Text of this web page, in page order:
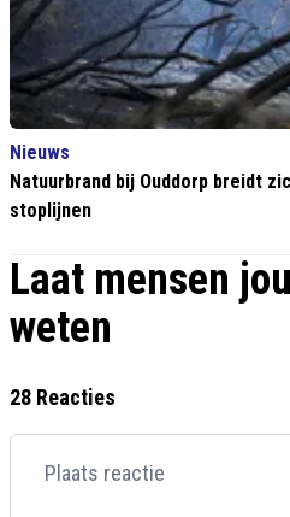
Nieuws
Natuurbrand bij Ouddorp breidt
stoplijnen
Laat mensen
weten
28 Reacties